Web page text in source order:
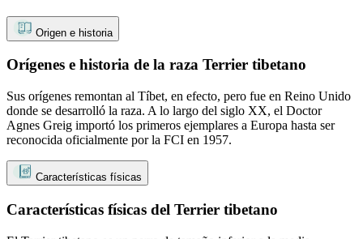
Origen e historia
Orígenes e historia de la raza Terrier tibetano
Sus orígenes remontan al Tíbet, en efecto, pero fue en Reino Unido
donde se desarrolló la raza. A lo largo del siglo XX, el Doctor
Agnes Greig importó los primeros ejemplares a Europa hasta ser
reconocida oficialmente por la FCI en 1957.
Características físicas
Características físicas del Terrier tibetano